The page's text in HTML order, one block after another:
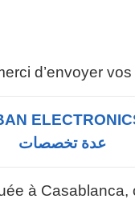
d’envoyer
عدة تخصصات
à